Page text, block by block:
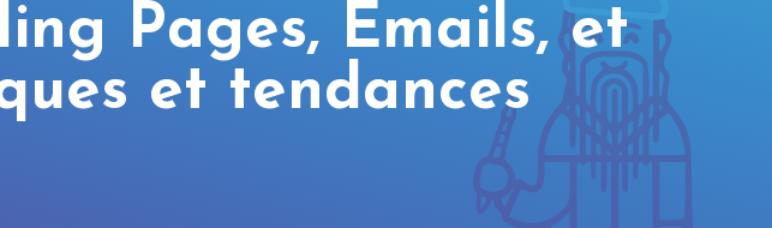
Pages, Emails, et
et tendances